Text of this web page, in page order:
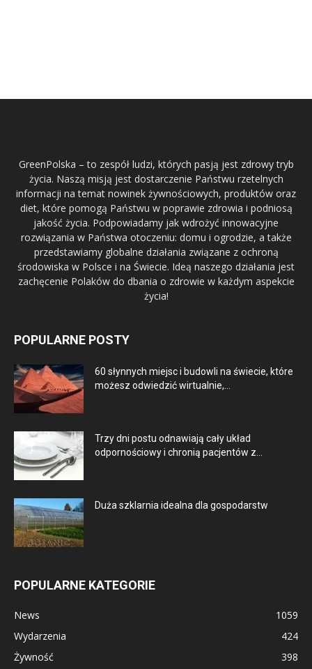
GreenPolska – to zespół ludzi, których pasją jest zdrowy tryb
życia. Naszą misją jest dostarczenie Państwu rzetelnych
informacji na temat nowinek żywnościowych, produktów oraz
diet, które pomogą Państwu w poprawie zdrowia i podniosą
jakość życia. Podpowiadamy jak wdrożyć innowacyjne
rozwiązania w Państwa otoczeniu: domu i ogrodzie, a także
przedstawiamy globalne działania związane z ochroną
środowiska w Polsce i na Świecie. Ideą naszego działania jest
zachęcenie Polaków do dbania o zdrowie w każdym aspekcie
życia!
POPULARNE POSTY
60 słynnych miejsc i budowli na świecie, które
możesz odwiedzić wirtualnie,...
Trzy dni postu odnawiają cały układ
odpornościowy i chronią pacjentów z...
Duża szklarnia idealna dla gospodarstw
POPULARNE KATEGORIE
News
1059
Wydarzenia
424
Żywność
398